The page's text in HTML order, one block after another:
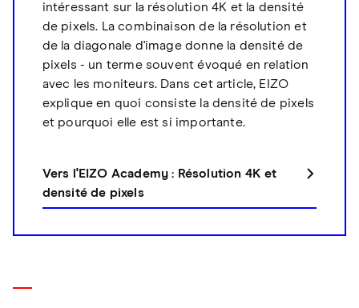
intéressant sur la résolution 4K et la densité
de pixels. La combinaison de la résolution et
de la diagonale d'image donne la densité de
pixels - un terme souvent évoqué en relation
avec les moniteurs. Dans cet article, EIZO
explique en quoi consiste la densité de pixels
et pourquoi elle est si importante.
Vers l'EIZO Academy : Résolution 4K et
densité de pixels